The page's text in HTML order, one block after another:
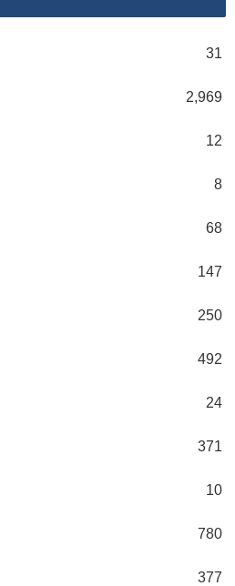
31
2,969
12
8
68
147
250
492
24
371
10
780
377